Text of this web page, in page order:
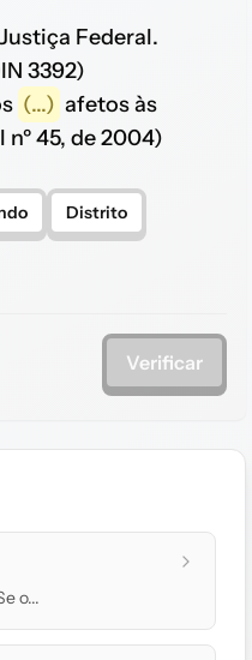
Federal.
3392)
(...) afetos às
45, de 2004)
Distrito
Verificar
o...